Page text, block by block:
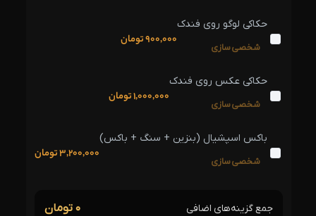
900,000تومان
حکاکی لوگو روی فندک
شخصی‌سازی
1,000,000تومان
حکاکی عکس روی فندک
شخصی‌سازی
3,200,000تومان
باکس اسپشیال (بنزین + سنگ + باکس)
شخصی‌سازی
جمع گزینه‌های اضافی ۰ تومان